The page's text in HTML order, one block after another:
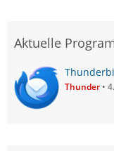
Aktuelle
Thunder